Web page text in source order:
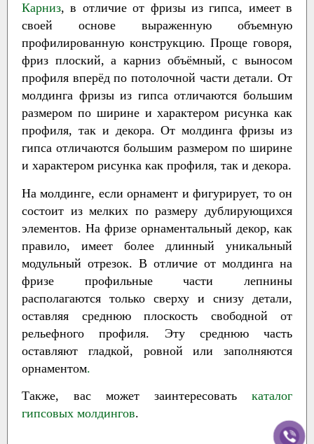
Карниз, в отличие от фризы из гипса, имеет в
своей основе выраженную объемную
профилированную конструкцию. Проще говоря,
фриз плоский, а карниз объёмный, с выносом
профиля вперёд по потолочной части детали. От
молдинга фризы из гипса отличаются большим
размером по ширине и характером рисунка как
профиля, так и декора. От молдинга фризы из
гипса отличаются большим размером по ширине
и характером рисунка как профиля, так и декора.
На молдинге, если орнамент и фигурирует, то он
состоит из мелких по размеру дублирующихся
элементов. На фризе орнаментальный декор, как
правило, имеет более длинный уникальный
модульный отрезок. В отличие от молдинга на
фризе профильные части лепнины
располагаются только сверху и снизу детали,
оставляя среднюю плоскость свободной от
рельефного профиля. Эту среднюю часть
оставляют гладкой, ровной или заполняются
орнаментом.
Также, вас может заинтересовать каталог
гипсовых молдингов.